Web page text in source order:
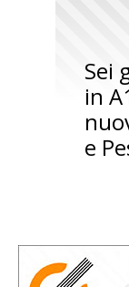
Sei
in
e